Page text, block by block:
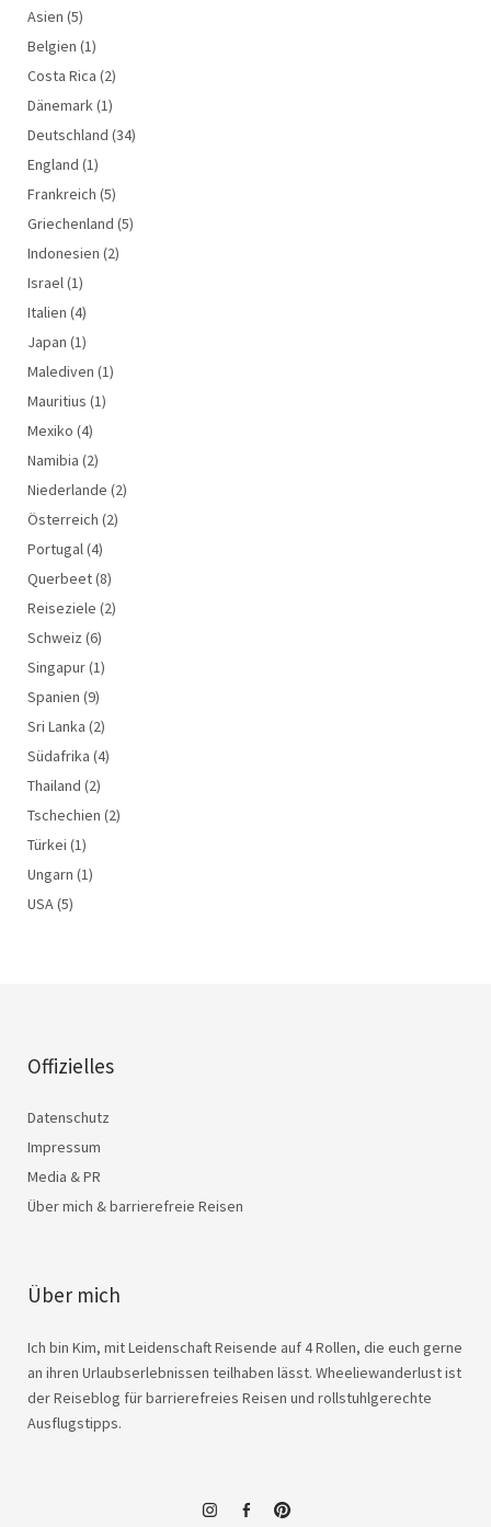
Asien (5)
Belgien (1)
Costa Rica (2)
Dänemark (1)
Deutschland (34)
England (1)
Frankreich (5)
Griechenland (5)
Indonesien (2)
Israel (1)
Italien (4)
Japan (1)
Malediven (1)
Mauritius (1)
Mexiko (4)
Namibia (2)
Niederlande (2)
Österreich (2)
Portugal (4)
Querbeet(8)
Reiseziele (2)
Schweiz (6)
Singapur(1)
Spanien (9)
Sri Lanka (2)
Südafrika (4)
Thailand (2)
Tschechien (2)
Türkei (1)
Ungarn (1)
USA (5)
Offizielles
Datenschutz
Impressum
Media & PR
Über mich & barrierefreie Reisen
Über mich
Ich bin Kim, mit Leidenschaft Reisende auf 4 Rollen, die euch gerne
an ihren Urlaubserlebnissen teilhaben lässt. Wheeliewanderlust ist
der Reiseblog für barrierefreies Reisen und rollstuhlgerechte
Ausflugstipps.